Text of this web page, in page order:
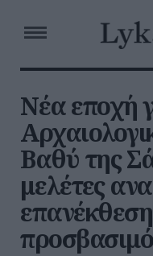
Νέα εποχή
Βαθύ της
μελέτες